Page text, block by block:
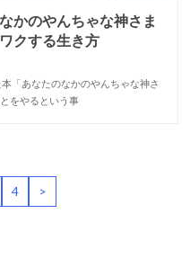
かのやんちゃな神さま
クする生き方
「あなたのなかのやんちゃな神さ
をやるという事
4 >